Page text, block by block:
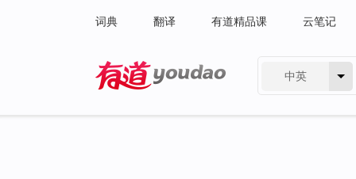
词典 翻译 有道精品课 云笔记
中英